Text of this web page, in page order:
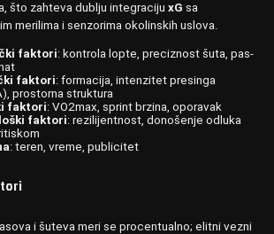
što zahteva dublju integraciju xG sa
merilima i senzorima okolinskih uslova.
faktori: kontrola lopte, preciznost šuta, pas-
faktori: formacija, intenzitet presinga
prostorna struktura
faktori: VO2max, sprint brzina, oporavak
faktori: rezilijentnost, donošenje odluka
: teren, vreme, publicitet
i šuteva meri se procentualno; elitni vezni